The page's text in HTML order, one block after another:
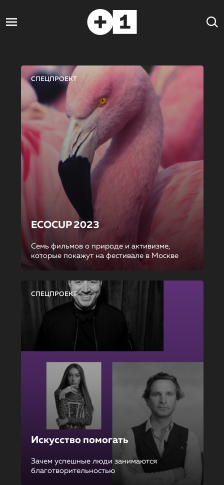
СПЕЦПРОЕКТ
ECOCUP 2023
Семь фильмов о природе и активизме,
которые покажут на фестивале в Москве
СПЕЦПРОЕКТ
Искусство помогать
Зачем успешные люди занимаются
благотворительностью